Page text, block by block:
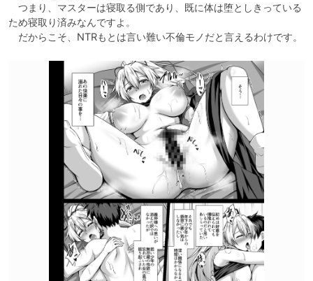
つまり、マスターは寝取る側であり、既に体は堕としきっている
ため寝取り済みなんですよ。
だからこそ、NTRもとは言い難い不倫モノだと言えるわけです。